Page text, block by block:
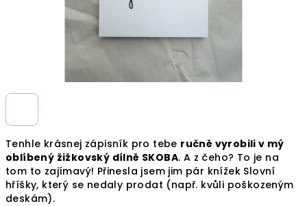
Tenhle krásnej zápisník pro tebe ručně vyrobili v mý
oblíbený žižkovský dílně SKOBA. A z čeho? To je na
tom to zajímavý! Přinesla jsem jim pár knížek Slovní
hříšky, který se nedaly prodat (např. kvůli poškozeným
deskám).